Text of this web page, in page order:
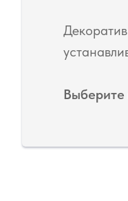
Выберите